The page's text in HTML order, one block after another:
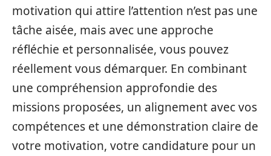
motivation qui attire l’attention n’est pas une
tâche aisée, mais avec une approche
réfléchie et personnalisée, vous pouvez
réellement vous démarquer. En combinant
une compréhension approfondie des
missions proposées, un alignement avec vos
compétences et une démonstration claire de
votre motivation, votre candidature pour un